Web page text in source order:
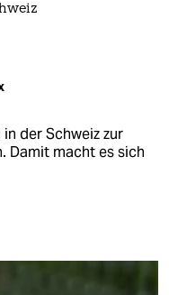
der Schweiz zur
Damit macht es sich